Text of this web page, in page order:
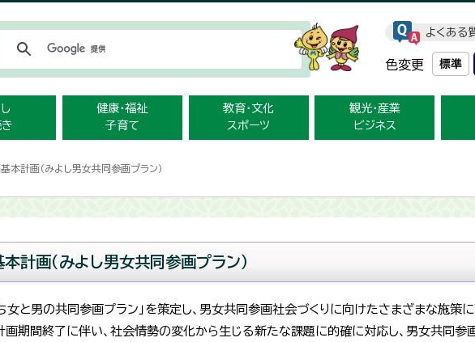
よくある
色変更
健康・福祉
子育て
教育・文化
スポーツ
観光・産業
ビジネス
計画（みよし男女共同参画プラン）
計画（みよし男女共同参画プラン）
女と男の共同参画プラン」を策定し、男女共同参画社会づくりに向けたさまざまな施策
画期間終了に伴い、社会情勢の変化から生じる新たな課題に的確に対応し、男女共同参